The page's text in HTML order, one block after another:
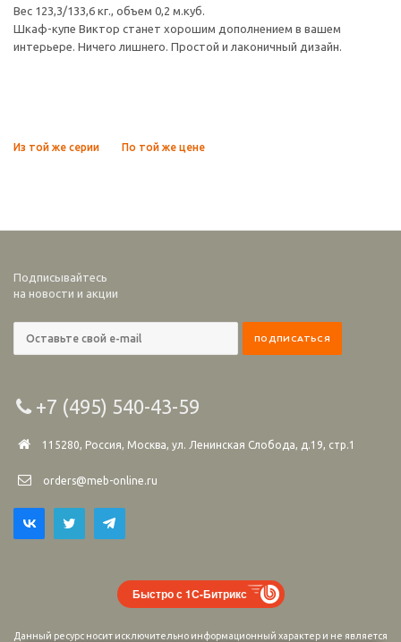
Вес 123,3/133,6 кг., объем 0,2 м.куб.
Шкаф-купе Виктор станет хорошим дополнением в вашем
интерьере. Ничего лишнего. Простой и лаконичный дизайн.
Из той же серии По той же цене
Подписывайтесь
на новости и акции
+7 (495) 540-43-59
115280, Россия, Москва, ул. Ленинская Слобода, д.19, стр.1
orders@meb-online.ru
Быстро с 1С-Битрикс
Данный ресурс носит исключительно информационный характер и не является